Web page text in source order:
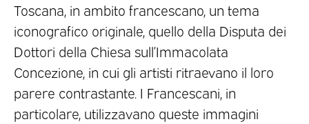
Toscana, in ambito francescano, un tema
iconografico originale, quello della Disputa dei
Dottori della Chiesa sull’Immacolata
Concezione, in cui gli artisti ritraevano il loro
parere contrastante. I Francescani, in
particolare, utilizzavano queste immagini